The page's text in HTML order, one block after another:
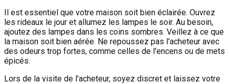
Il est essentiel que votre maison soit bien éclairée. Ouvrez
les rideaux le jour et allumez les lampes le soir. Au besoin,
ajoutez des lampes dans les coins sombres. Veillez à ce que
la maison soit bien aérée. Ne repoussez pas l'acheteur avec
des odeurs trop fortes, comme celles de l'encens ou de mets
épicés.
Lors de la visite de l'acheteur, soyez discret et laissez votre